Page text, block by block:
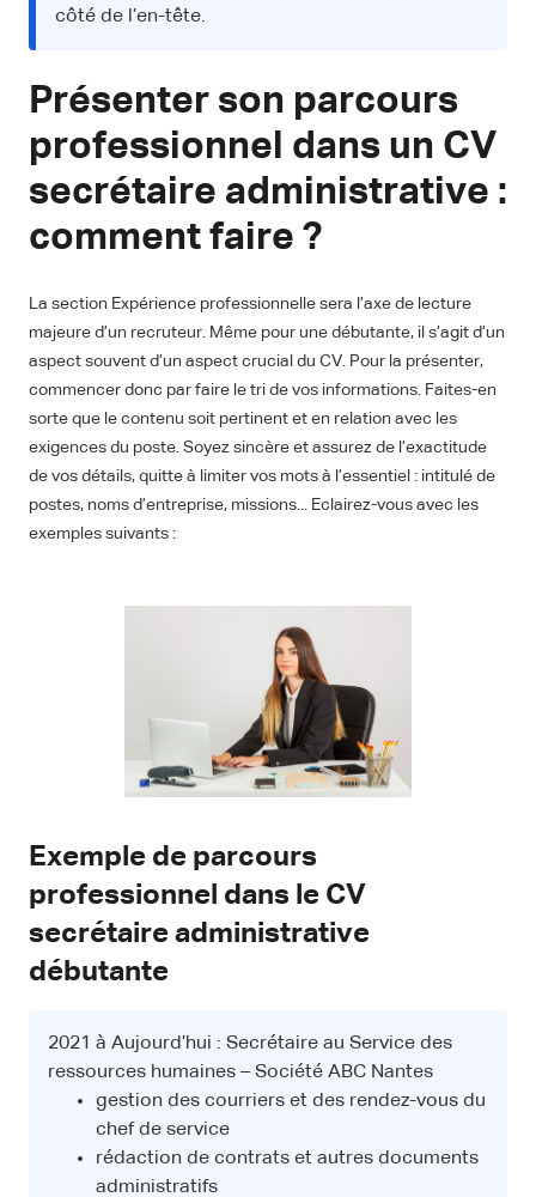
côté de l’en-tête.
Présenter son parcours
professionnel dans un CV
secrétaire administrative :
comment faire ?
La section Expérience professionnelle sera l’axe de lecture
majeure d’un recruteur. Même pour une débutante, il s’agit d’un
aspect souvent d’un aspect crucial du CV. Pour la présenter,
commencer donc par faire le tri de vos informations. Faites-en
sorte que le contenu soit pertinent et en relation avec les
exigences du poste. Soyez sincère et assurez de l’exactitude
de vos détails, quitte à limiter vos mots à l’essentiel : intitulé de
postes, noms d’entreprise, missions... Eclairez-vous avec les
exemples suivants :
Exemple de parcours
professionnel dans le CV
secrétaire administrative
débutante
2021 à Aujourd’hui : Secrétaire au Service des
ressources humaines – Société ABC Nantes
gestion des courriers et des rendez-vous du
chef de service
rédaction de contrats et autres documents
administratifs